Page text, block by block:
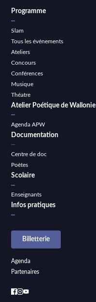
Programme
Slam
Tous les événements
Ateliers
Concours
Conférences
Musique
Théatre
Atelier Poétique de Wallonie
Agenda APW
Documentation
Centre de doc
Poètes
Scolaire
Enseignants
Infos pratiques
Billetterie
Agenda
Partenaires